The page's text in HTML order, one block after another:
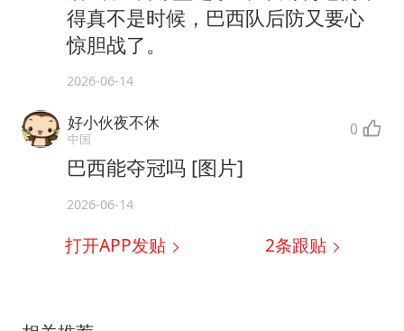
得真不是时候，巴西队后防又要心
惊胆战了。
2026-06-14
好小伙夜不休
中国 0
巴西能夺冠吗 [图片]
2026-06-14
打开APP发贴 2条跟贴